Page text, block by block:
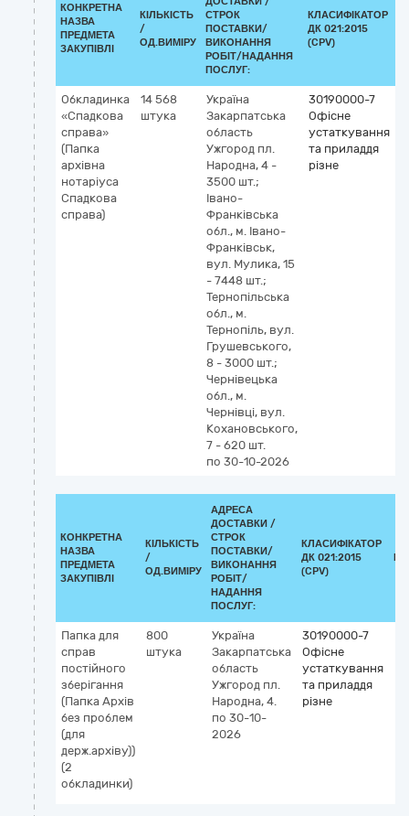
КОНКРЕТНА
НАЗВА
ПРЕДМЕТА
ЗАКУПІВЛІ
КІЛЬКІСТЬ
/
ОД.ВИМІРУ
СТРОК
ПОСТАВКИ/
ВИКОНАННЯ
РОБІТ/НАДАННЯ
ПОСЛУГ:
КЛАСИФІКАТОР
ДК 021:2015
(CPV)
Обкладинка
«Спадкова
справа»
(Папка
архівна
нотаріуса
Спадкова
справа)
14 568
штука
Україна
Закарпатська
область
Ужгород пл.
Народна, 4 -
3500 шт.;
Івано-
Франківська
обл., м. Івано-
Франківськ,
вул. Мулика, 15
- 7448 шт.;
Тернопільська
обл., м.
Тернопіль, вул.
Грушевського,
8 - 3000 шт.;
Чернівецька
обл., м.
Чернівці, вул.
Кохановського,
7 - 620 шт.
по 30-10-2026
30190000-7
Офісне
устаткування
та приладдя
різне
КОНКРЕТНА
НАЗВА
ПРЕДМЕТА
ЗАКУПІВЛІ
КІЛЬКІСТЬ
/
ОД.ВИМІРУ
АДРЕСА
ДОСТАВКИ /
СТРОК
ПОСТАВКИ/
ВИКОНАННЯ
РОБІТ/
НАДАННЯ
ПОСЛУГ:
КЛАСИФІКАТОР
ДК 021:2015
(CPV)
Папка для
справ
постійного
зберігання
(Папка Архів
без проблем
(для
держ.архіву))
(2
обкладинки)
800
штука
Україна
Закарпатська
область
Ужгород пл.
Народна, 4.
по 30-10-
2026
30190000-7
Офісне
устаткування
та приладдя
різне